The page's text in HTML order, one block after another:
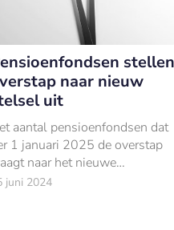
stellen
naar nieuw
uit
aantal pensioenfondsen dat
1 januari 2025 de overstap
naar het nieuwe
is behoorlijk
juni 2024